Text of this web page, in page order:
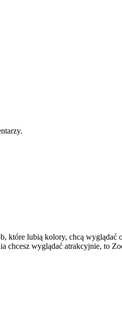
lubią kolory, chcą wyglądać
chcesz wyglądać atrakcyjnie, to